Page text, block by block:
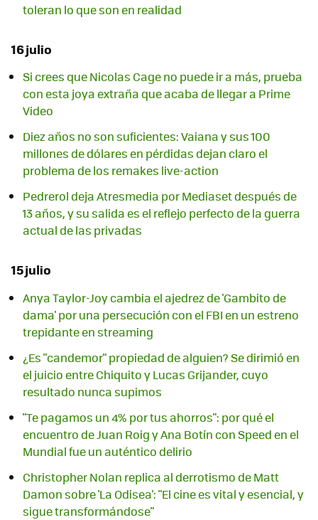
toleran lo que son en realidad
16 julio
Si crees que Nicolas Cage no puede ir a más, prueba
con esta joya extraña que acaba de llegar a Prime
Video
Diez años no son suficientes: Vaiana y sus 100
millones de dólares en pérdidas dejan claro el
problema de los remakes live-action
Pedrerol deja Atresmedia por Mediaset después de
13 años, y su salida es el reflejo perfecto de la guerra
actual de las privadas
15 julio
Anya Taylor-Joy cambia el ajedrez de 'Gambito de
dama' por una persecución con el FBI en un estreno
trepidante en streaming
¿Es "candemor" propiedad de alguien? Se dirimió en
el juicio entre Chiquito y Lucas Grijander, cuyo
resultado nunca supimos
"Te pagamos un 4% por tus ahorros": por qué el
encuentro de Juan Roig y Ana Botín con Speed en el
Mundial fue un auténtico delirio
Christopher Nolan replica al derrotismo de Matt
Damon sobre 'La Odisea': "El cine es vital y esencial, y
sigue transformándose"